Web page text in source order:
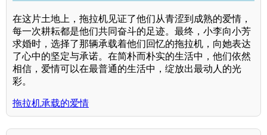
在这片土地上，拖拉机见证了他们从青涩到成熟的爱情，
每一次耕耘都是他们共同奋斗的足迹。最终，小李向小芳
求婚时，选择了那辆承载着他们回忆的拖拉机，向她表达
了心中的坚定与承诺。在简朴而朴实的生活中，他们依然
相信，爱情可以在最普通的生活中，绽放出最动人的光
彩。
拖拉机承载的爱情